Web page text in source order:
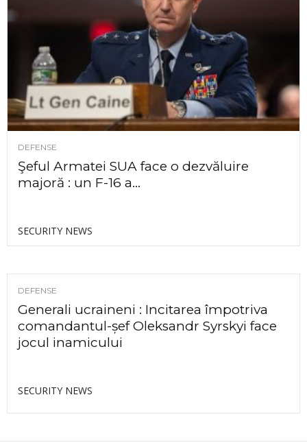
DEFENSE
Şeful Armatei SUA face o dezvăluire
majoră : un F-16 a...
SECURITY NEWS
DEFENSE
Generali ucraineni : Incitarea împotriva
comandantul-șef Oleksandr Syrskyi face
jocul inamicului
SECURITY NEWS